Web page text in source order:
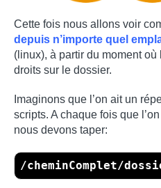
Cette fois nous allons voir
depuis n’importe quel
(linux), à partir du moment
droits sur le dossier.
Imaginons que l’on ait un
scripts. A chaque fois que
nous devons taper:
/cheminComplet/